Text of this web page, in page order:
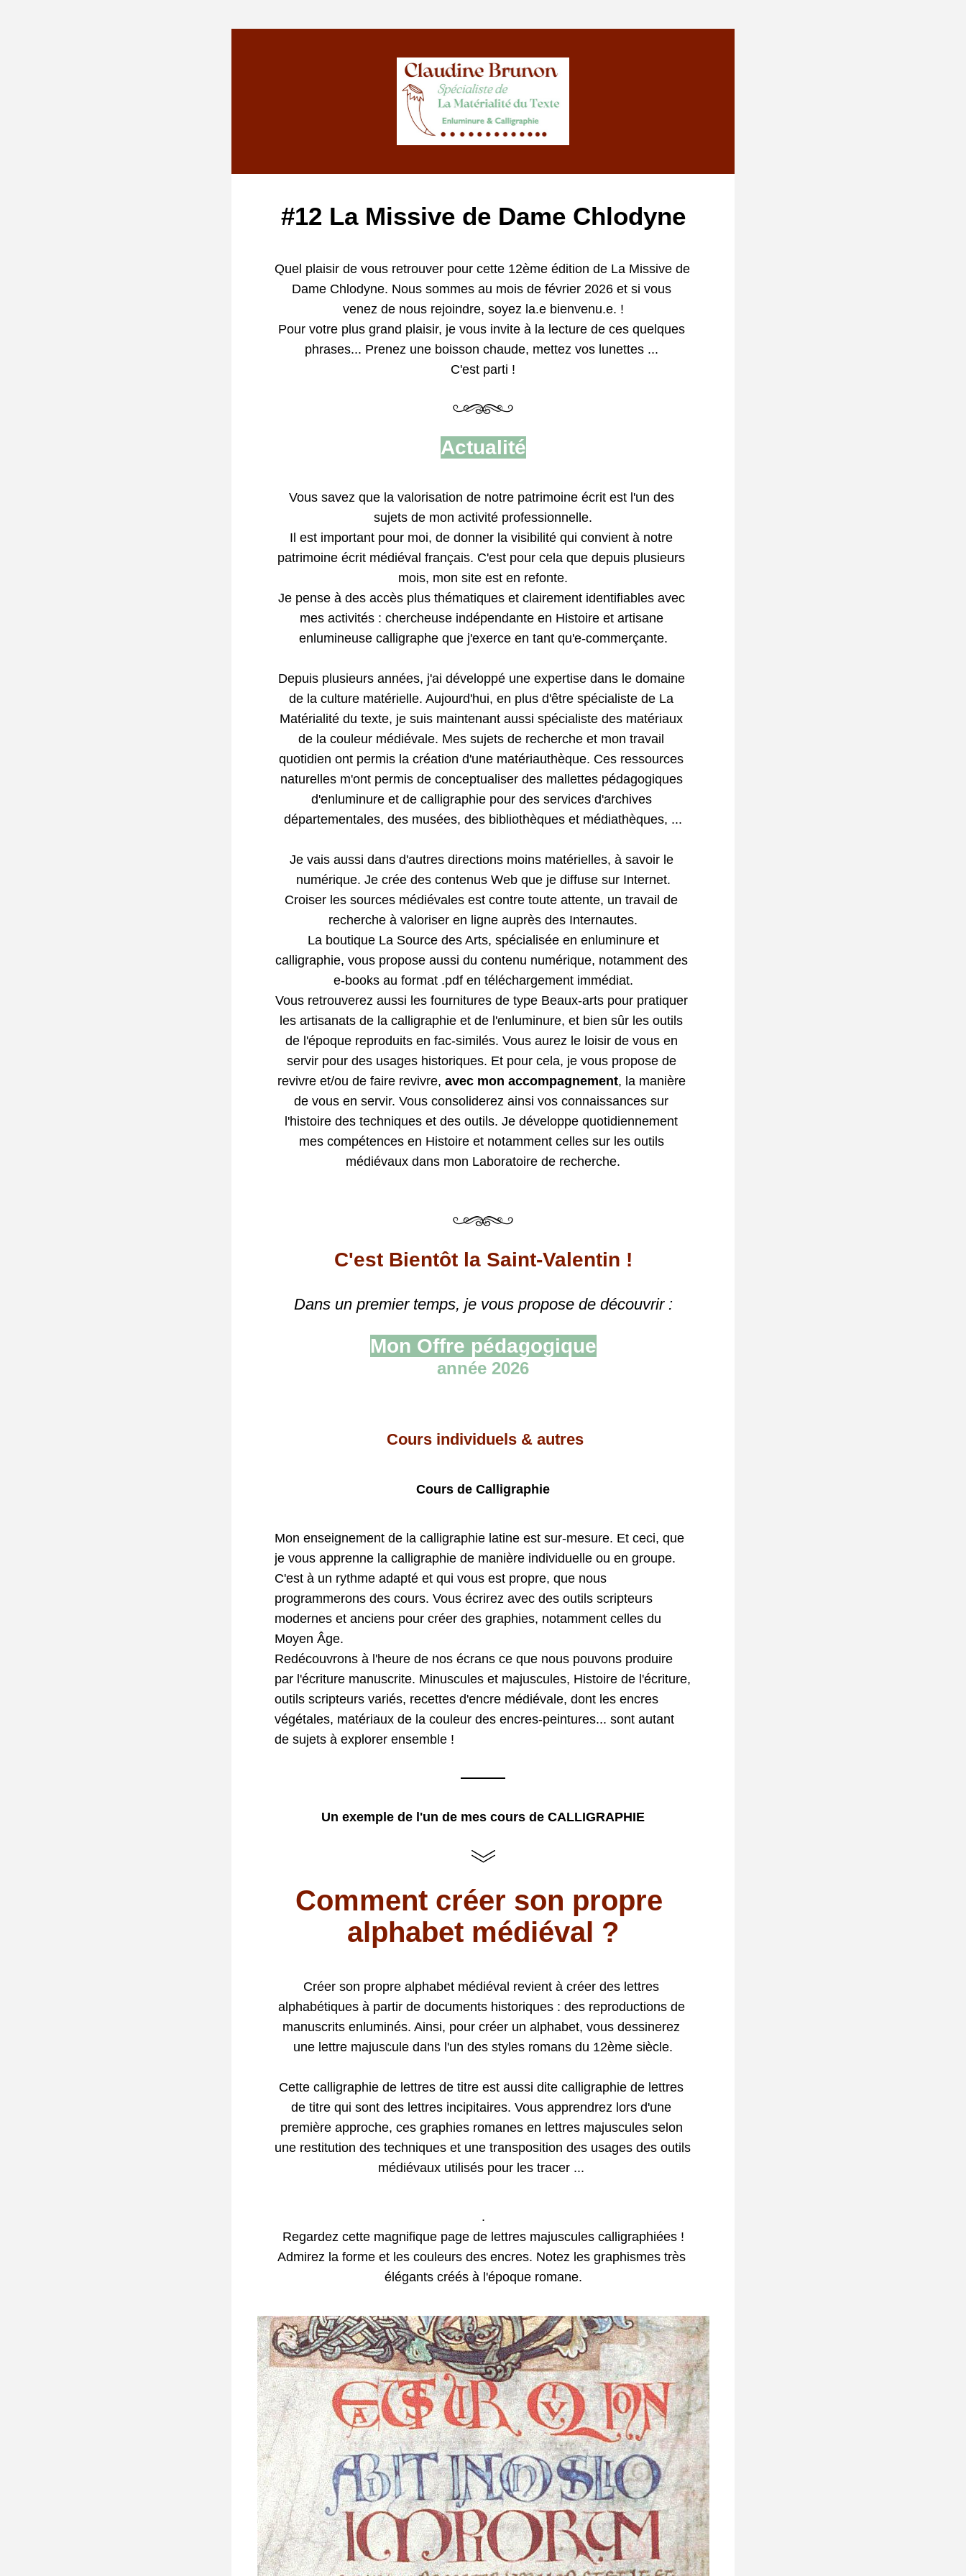
#12 La Missive de Dame Chlodyne
Quel plaisir de vous retrouver pour cette 12ème édition de La Missive de
Dame Chlodyne. Nous sommes au mois de février 2026 et si vous
venez de nous rejoindre, soyez la.e bienvenu.e. !
Pour votre plus grand plaisir, je vous invite à la lecture de ces quelques
phrases... Prenez une boisson chaude, mettez vos lunettes ...
C'est parti !
Actualité
Vous savez que la valorisation de notre patrimoine écrit est l'un des
sujets de mon activité professionnelle.
Il est important pour moi, de donner la visibilité qui convient à notre
patrimoine écrit médiéval français. C'est pour cela que depuis plusieurs
mois, mon site est en refonte.
Je pense à des accès plus thématiques et clairement identifiables avec
mes activités : chercheuse indépendante en Histoire et artisane
enlumineuse calligraphe que j'exerce en tant qu'e-commerçante.
Depuis plusieurs années, j'ai développé une expertise dans le domaine
de la culture matérielle. Aujourd'hui, en plus d'être spécialiste de La
Matérialité du texte, je suis maintenant aussi spécialiste des matériaux
de la couleur médiévale. Mes sujets de recherche et mon travail
quotidien ont permis la création d'une matériauthèque. Ces ressources
naturelles m'ont permis de conceptualiser des mallettes pédagogiques
d'enluminure et de calligraphie pour des services d'archives
départementales, des musées, des bibliothèques et médiathèques, ...
Je vais aussi dans d'autres directions moins matérielles, à savoir le
numérique. Je crée des contenus Web que je diffuse sur Internet.
Croiser les sources médiévales est contre toute attente, un travail de
recherche à valoriser en ligne auprès des Internautes.
La boutique La Source des Arts, spécialisée en enluminure et
calligraphie, vous propose aussi du contenu numérique, notamment des
e-books au format .pdf en téléchargement immédiat.
Vous retrouverez aussi les fournitures de type Beaux-arts pour pratiquer
les artisanats de la calligraphie et de l'enluminure, et bien sûr les outils
de l'époque reproduits en fac-similés. Vous aurez le loisir de vous en
servir pour des usages historiques. Et pour cela, je vous propose de
revivre et/ou de faire revivre, avec mon accompagnement, la manière
de vous en servir. Vous consoliderez ainsi vos connaissances sur
l'histoire des techniques et des outils. Je développe quotidiennement
mes compétences en Histoire et notamment celles sur les outils
médiévaux dans mon Laboratoire de recherche.
C'est Bientôt la Saint-Valentin !
Dans un premier temps, je vous propose de découvrir :
Mon Offre pédagogique
année 2026
Cours individuels & autres
Cours de Calligraphie
Mon enseignement de la calligraphie latine est sur-mesure. Et ceci, que
je vous apprenne la calligraphie de manière individuelle ou en groupe.
C'est à un rythme adapté et qui vous est propre, que nous
programmerons des cours. Vous écrirez avec des outils scripteurs
modernes et anciens pour créer des graphies, notamment celles du
Moyen Âge.
Redécouvrons à l'heure de nos écrans ce que nous pouvons produire
par l'écriture manuscrite. Minuscules et majuscules, Histoire de l'écriture,
outils scripteurs variés, recettes d'encre médiévale, dont les encres
végétales, matériaux de la couleur des encres-peintures... sont autant
de sujets à explorer ensemble !
Un exemple de l'un de mes cours de CALLIGRAPHIE
Comment créer son propre
alphabet médiéval ?
Créer son propre alphabet médiéval revient à créer des lettres
alphabétiques à partir de documents historiques : des reproductions de
manuscrits enluminés. Ainsi, pour créer un alphabet, vous dessinerez
une lettre majuscule dans l'un des styles romans du 12ème siècle.
Cette calligraphie de lettres de titre est aussi dite calligraphie de lettres
de titre qui sont des lettres incipitaires. Vous apprendrez lors d'une
première approche, ces graphies romanes en lettres majuscules selon
une restitution des techniques et une transposition des usages des outils
médiévaux utilisés pour les tracer ...
.
Regardez cette magnifique page de lettres majuscules calligraphiées !
Admirez la forme et les couleurs des encres. Notez les graphismes très
élégants créés à l'époque romane.